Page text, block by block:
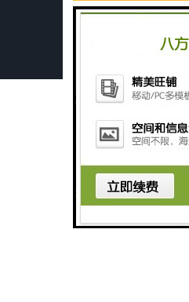
如何选择适合的防爆撕裂开关
HQJK-A型B型系列皮带速度监控仪